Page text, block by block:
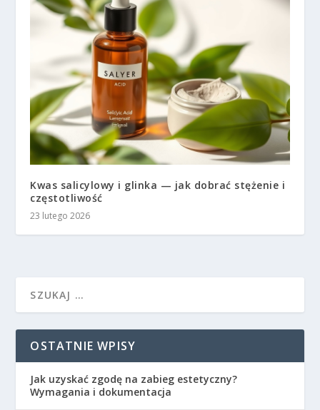
Kwas salicylowy i glinka — jak dobrać stężenie i
częstotliwość
23 lutego 2026
OSTATNIE WPISY
Jak uzyskać zgodę na zabieg estetyczny?
Wymagania i dokumentacja